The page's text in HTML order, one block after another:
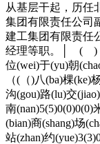
从基层干起，历任
集团有限责任公司
建工集团有限责任
经理等职。│ ( ) (
位(wei)于(yu)朝
（(（)八(ba)棵(ke)
沟(gou)路(lu)交
南
(bian)商(shang)场
站(zhan)约